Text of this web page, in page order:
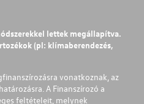
lettek megállapítva.
(pl: klímaberendezés,
vonatkoznak, az
A Finanszírozó a
feltételeit, melynek